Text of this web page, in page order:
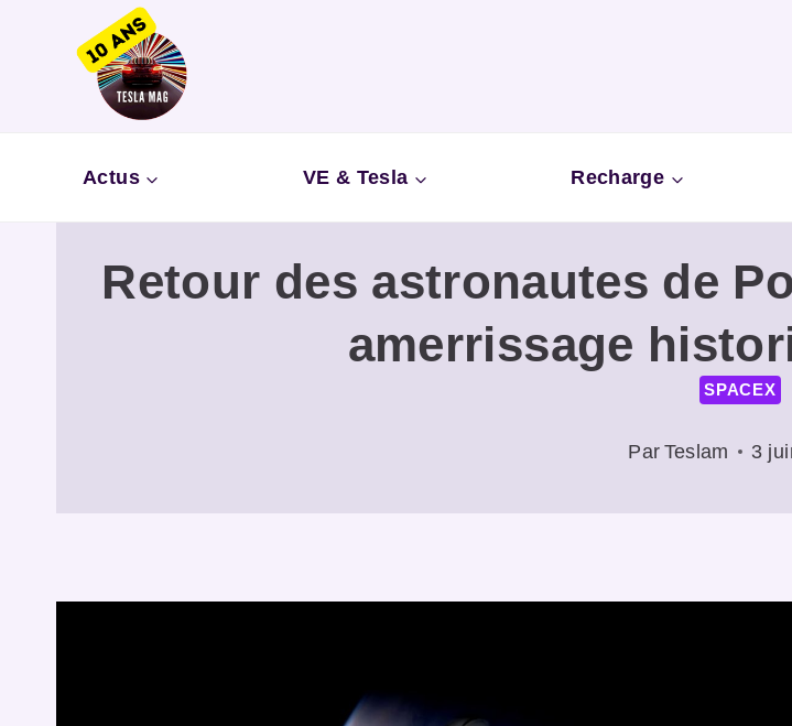
Actus VE & Tesla Recharge
Retour des astronautes de
amerrissage
SPACEX
Par Teslam 3